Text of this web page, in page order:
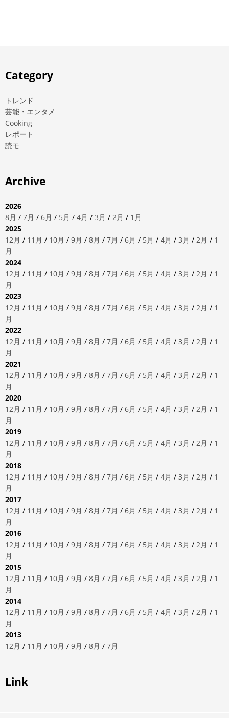
Category
トレンド
芸能・エンタメ
Cooking
レポート
読モ
Archive
2026
8月 / 7月 / 6月 / 5月 / 4月 / 3月 / 2月 / 1月
2025
12月 / 11月 / 10月 / 9月 / 8月 / 7月 / 6月 / 5月 / 4月 / 3月 / 2月 / 1
月
2024
12月 / 11月 / 10月 / 9月 / 8月 / 7月 / 6月 / 5月 / 4月 / 3月 / 2月 / 1
月
2023
12月 / 11月 / 10月 / 9月 / 8月 / 7月 / 6月 / 5月 / 4月 / 3月 / 2月 / 1
月
2022
12月 / 11月 / 10月 / 9月 / 8月 / 7月 / 6月 / 5月 / 4月 / 3月 / 2月 / 1
月
2021
12月 / 11月 / 10月 / 9月 / 8月 / 7月 / 6月 / 5月 / 4月 / 3月 / 2月 / 1
月
2020
12月 / 11月 / 10月 / 9月 / 8月 / 7月 / 6月 / 5月 / 4月 / 3月 / 2月 / 1
月
2019
12月 / 11月 / 10月 / 9月 / 8月 / 7月 / 6月 / 5月 / 4月 / 3月 / 2月 / 1
月
2018
12月 / 11月 / 10月 / 9月 / 8月 / 7月 / 6月 / 5月 / 4月 / 3月 / 2月 / 1
月
2017
12月 / 11月 / 10月 / 9月 / 8月 / 7月 / 6月 / 5月 / 4月 / 3月 / 2月 / 1
月
2016
12月 / 11月 / 10月 / 9月 / 8月 / 7月 / 6月 / 5月 / 4月 / 3月 / 2月 / 1
月
2015
12月 / 11月 / 10月 / 9月 / 8月 / 7月 / 6月 / 5月 / 4月 / 3月 / 2月 / 1
月
2014
12月 / 11月 / 10月 / 9月 / 8月 / 7月 / 6月 / 5月 / 4月 / 3月 / 2月 / 1
月
2013
12月 / 11月 / 10月 / 9月 / 8月 / 7月
Link